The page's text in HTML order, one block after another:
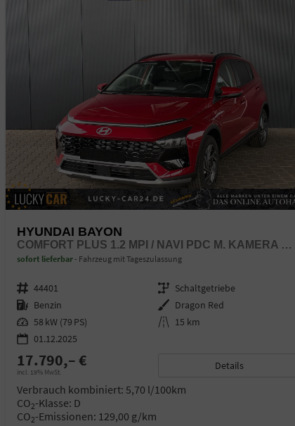
HYUNDAI BAYON
COMFORT PLUS 1.2 MPI / NAVI PDC M. KAMERA KLIMAAUTOM./ LED SITZ & LENKR.HEIZ/ ALU16
sofort lieferbar Fahrzeug mit Tageszulassung
Fahrzeugnr. 44401 Getriebe Schaltgetriebe
Kraftstoff Benzin Außenfarbe Dragon Red
Leistung 58 kW (79 PS) Kilometerstand 15 km
01.12.2025
17.790,– €
incl. 19% MwSt.
Details
Verbrauch kombiniert: 5,70 l/100km
CO2-Klasse: D
CO2-Emissionen: 129,00 g/km